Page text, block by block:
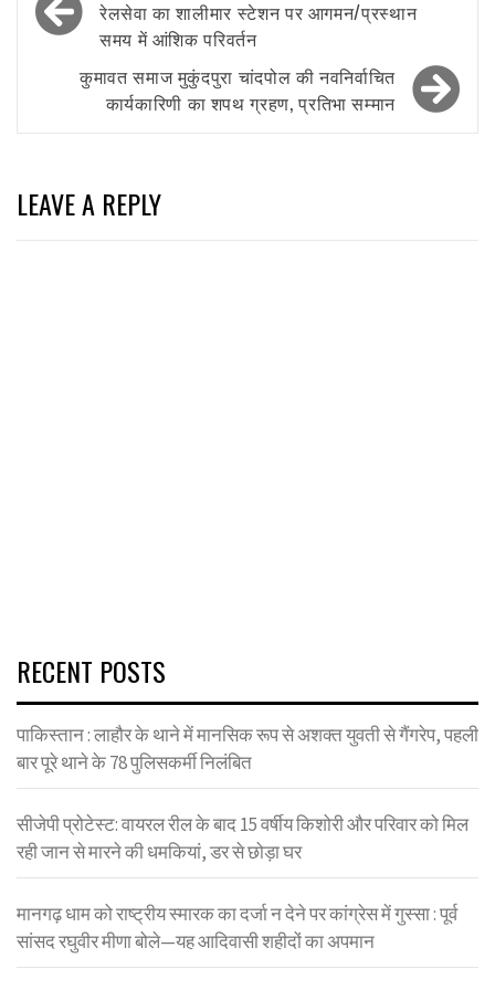
navigationरेलसेवा का शालीमार स्टेशन पर आगमन/प्रस्थान
समय में आंशिक परिवर्तन
कुमावत समाज मुकुंदपुरा चांदपोल की नवनिर्वाचित
कार्यकारिणी का शपथ ग्रहण, प्रतिभा सम्मान
LEAVE A REPLY
RECENT POSTS
पाकिस्तान : लाहौर के थाने में मानसिक रूप से अशक्त युवती से गैंगरेप, पहली
बार पूरे थाने के 78 पुलिसकर्मी निलंबित
सीजेपी प्रोटेस्ट: वायरल रील के बाद 15 वर्षीय किशोरी और परिवार को मिल
रही जान से मारने की धमकियां, डर से छोड़ा घर
मानगढ़ धाम को राष्ट्रीय स्मारक का दर्जा न देने पर कांग्रेस में गुस्सा : पूर्व
सांसद रघुवीर मीणा बोले—यह आदिवासी शहीदों का अपमान